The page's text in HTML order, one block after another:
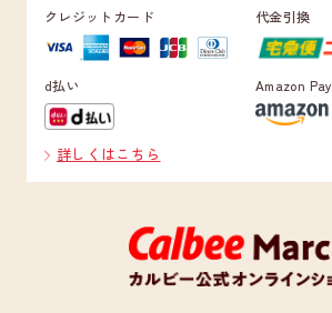
クレジットカード 代金引換
d払い Amazon Pay
詳しくはこちら